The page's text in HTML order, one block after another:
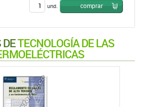
und. comprar
DETECNOLOGÍA DE LAS